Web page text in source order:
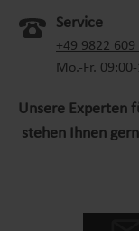
Service
+49 9822 609
Mo.-Fr.
Unsere Experten
stehen Ihnen